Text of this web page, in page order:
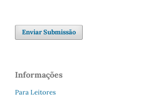
Enviar Submissão
Informações
Para Leitores